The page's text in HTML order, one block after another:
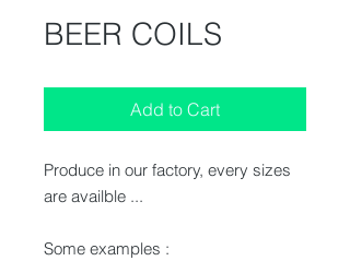
BEER COILS
Add to Cart
Produce in our factory, every sizes
are availble ...
Some examples :